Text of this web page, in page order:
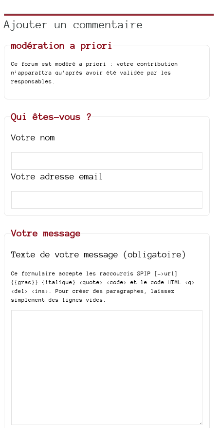
Ajouter un commentaire
modération a priori
Ce forum est modéré a priori : votre contribution
n’apparaîtra qu’après avoir été validée par les
responsables.
Qui êtes-vous ?
Votre nom
Votre adresse email
Votre message
Texte de votre message (obligatoire)
Ce formulaire accepte les raccourcis SPIP
[->url]
{{gras}} {italique} <quote> <code>
et le code HTML <q>
<del> <ins>
. Pour créer des paragraphes, laissez
simplement des lignes vides.